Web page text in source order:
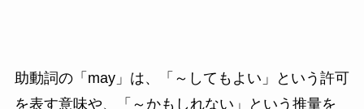
助動詞の「may」は、「～してもよい」という許可
を表す意味や、「～かもしれない」という推量を